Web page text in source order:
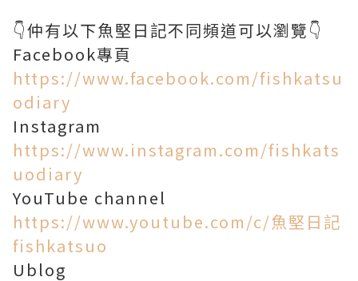
👇仲有以下魚堅日記不同頻道可以瀏覽👇
https://www.facebook.com/fishkatsu
odiary
https://www.instagram.com/fishkats
uodiary
https://www.youtube.com/c/魚堅日記
fishkatsuo